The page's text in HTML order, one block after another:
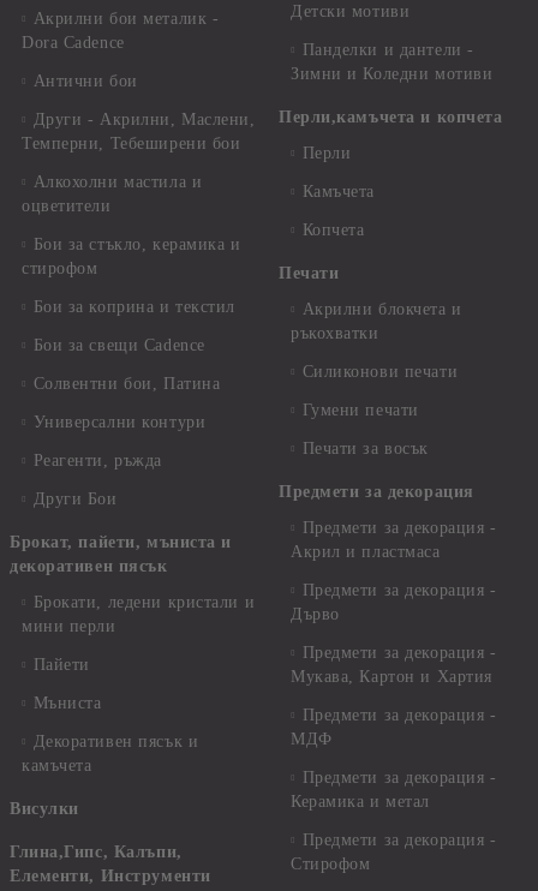
Акрилни бои металик -
Dora Cadence
Антични бои
Други - Акрилни, Маслени,
Темперни, Тебеширени бои
Алкохолни мастила и
оцветители
Бои за стъкло, керамика и
стирофом
Бои за коприна и текстил
Бои за свещи Cadence
Солвентни бои, Патина
Универсални контури
Реагенти, ръжда
Други Бои
Брокат, пайети, мъниста и
декоративен пясък
Брокати, ледени кристали и
мини перли
Пайети
Мъниста
Декоративен пясък и
камъчета
Висулки
Глина,Гипс, Калъпи,
Елементи, Инструменти
Детски мотиви
Панделки и дантели -
Зимни и Коледни мотиви
Перли,камъчета и копчета
Перли
Камъчета
Копчета
Печати
Акрилни блокчета и
ръкохватки
Силиконови печати
Гумени печати
Печати за восък
Предмети за декорация
Предмети за декорация -
Акрил и пластмаса
Предмети за декорация -
Дърво
Предмети за декорация -
Мукава, Картон и Хартия
Предмети за декорация -
МДФ
Предмети за декорация -
Керамика и метал
Предмети за декорация -
Стирофом